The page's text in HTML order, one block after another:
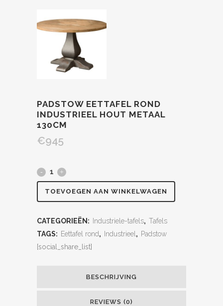
PADSTOW EETTAFEL ROND
INDUSTRIEEL HOUT METAAL
130CM
€945
TOEVOEGEN AAN WINKELWAGEN
CATEGORIEËN: Industriele-tafels, Tafels
TAGS: Eettafel rond, Industrieel , Padstow
[social_share_list]
BESCHRIJVING
REVIEWS (0)